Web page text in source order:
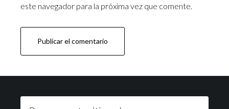
este navegador para la próxima vez que comente.